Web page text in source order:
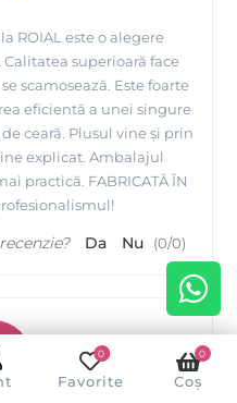
Favorite
0
Coș
0
ROIAL este o alegere
superioară face
scamosează. Este foarte
eficientă a unei singure
ceară. Plusul vine și prin
explicat. Ambalajul
practică. FABRICATĂ ÎN
Da Nu (0/0)